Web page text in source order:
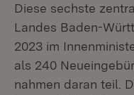
Diese sechste
Landes Baden-
2023 im
als 240
nahmen daran teil.